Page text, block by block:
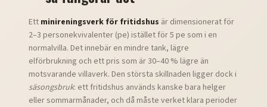
Ett minireningsverk för fritidshus är dimensionerat för
2–3 personekvivalenter (pe) istället för 5 pe som i en
normalvilla. Det innebär en mindre tank, lägre
elförbrukning och ett pris som är 30–40 % lägre än
motsvarande villaverk. Den största skillnaden ligger dock i
säsongsbruk: ett fritidshus används kanske bara helger
eller sommarmånader, och då måste verket klara perioder